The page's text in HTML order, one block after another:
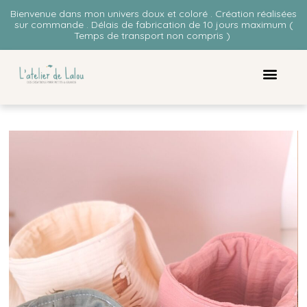
Bienvenue dans mon univers doux et coloré . Création réalisées
sur commande . Délais de fabrication de 10 jours maximum (
Temps de transport non compris )